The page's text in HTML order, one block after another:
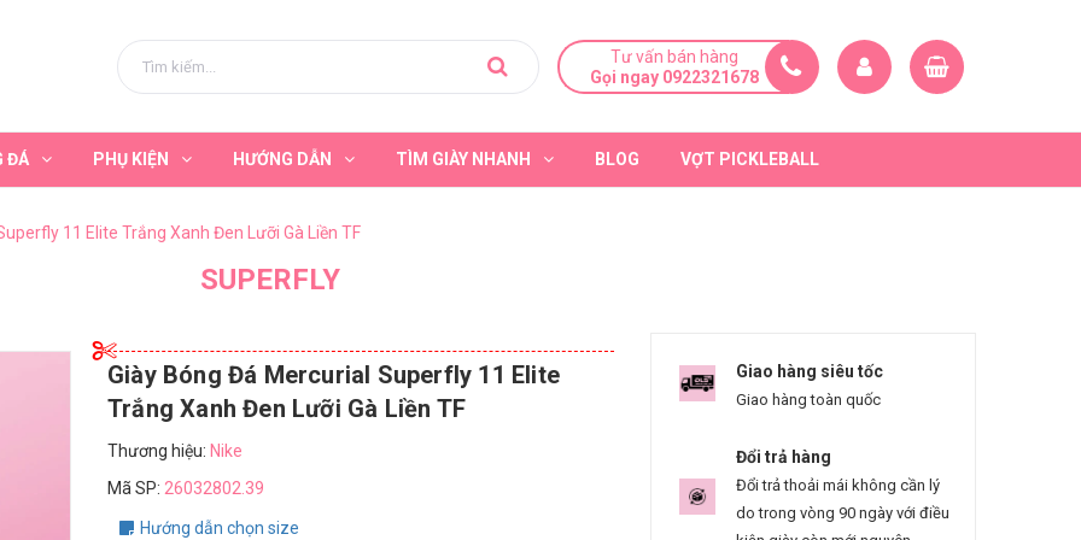
Tư vấn bán hàng
Gọi ngay 0922321678
ĐÁ PHỤ KIỆN HƯỚNG DẪN TÌM GIÀY NHANH BLOG VỢT PICKLEBALL
11 Elite Trắng Xanh Đen Lưỡi Gà Liền TF
SUPERFLY
Giày Bóng Đá Mercurial Superfly 11 Elite
Trắng Xanh Đen Lưỡi Gà Liền TF
Thương hiệu: Nike
Mã SP: 26032802.39
Hướng dẫn chọn size
Giao hàng siêu tốc
Giao hàng toàn quốc
Đổi trả hàng
Đổi trả thoải mái không cần lý
do trong vòng 90 ngày với điều